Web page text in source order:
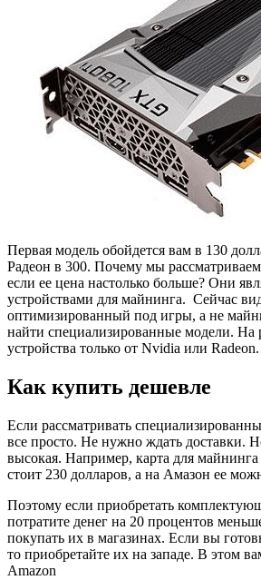
Первая модель обойдется вам в 130
Радеон в 300. Почему мы
если ее цена настолько больше? Они
устройствами для майнинга. Сейчас
оптимизированный под игры, а не
найти специализированные модели. На
устройства только от Nvidia или Radeon.
Как купить дешевле
Если рассматривать
все просто. Не нужно ждать доставки.
высокая. Например, карта для
стоит 230 долларов, а на Амазон ее
Поэтому если приобретать
потратите денег на 20 процентов
покупать их в магазинах. Если вы
то приобретайте их на западе. В этом
Amazon